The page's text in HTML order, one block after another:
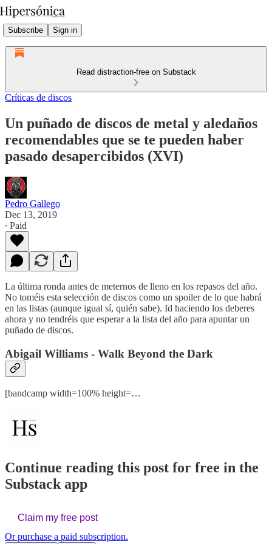
Subscribe Sign in
Read distraction-free on Substack
Críticas de discos
Un puñado de discos de metal y aledaños
recomendables que se te pueden haber
pasado desapercibidos (XVI)
Pedro Gallego
Dec 13, 2019
∙ Paid
La última ronda antes de meternos de lleno en los repasos del año.
No toméis esta selección de discos como un spoiler de lo que habrá
en las listas (aunque igual sí, quién sabe). Id haciendo los deberes
ahora y no tendréis que esperar a la lista del año para apuntar un
puñado de discos.
Abigail Williams - Walk Beyond the Dark
[bandcamp width=100% height=…
Continue reading this post for free in the
Substack app
Claim my free post
Or purchase a paid subscription.